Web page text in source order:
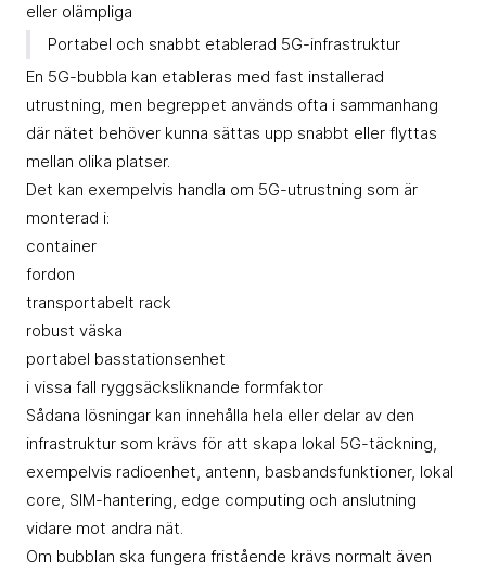
eller olämpliga
Portabel och snabbt etablerad 5G-infrastruktur
En 5G-bubbla kan etableras med fast installerad
utrustning, men begreppet används ofta i sammanhang
där nätet behöver kunna sättas upp snabbt eller flyttas
mellan olika platser.
Det kan exempelvis handla om 5G-utrustning som är
monterad i:
container
fordon
transportabelt rack
robust väska
portabel basstationsenhet
i vissa fall ryggsäcksliknande formfaktor
Sådana lösningar kan innehålla hela eller delar av den
infrastruktur som krävs för att skapa lokal 5G-täckning,
exempelvis radioenhet, antenn, basbandsfunktioner, lokal
core, SIM-hantering, edge computing och anslutning
vidare mot andra nät.
Om bubblan ska fungera fristående krävs normalt även